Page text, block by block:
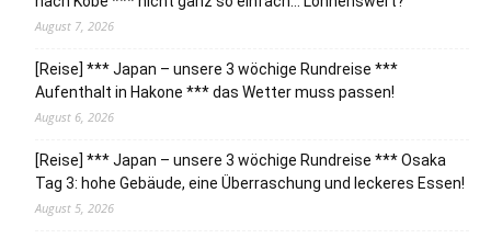
August 7, 2026
[Reise] *** Japan – unsere 3 wöchige Rundreise ***
Aufenthalt in Hakone *** das Wetter muss passen!
August 6, 2026
[Reise] *** Japan – unsere 3 wöchige Rundreise *** Osaka
Tag 3: hohe Gebäude, eine Überraschung und leckeres Essen!
August 5, 2026